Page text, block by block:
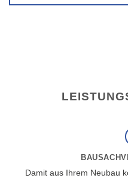
Damit aus Ihrem Neubau